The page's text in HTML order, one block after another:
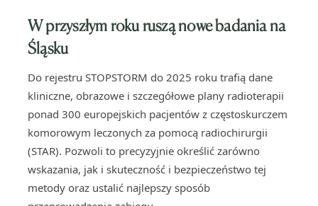
W przyszłym roku ruszą nowe badania na
Śląsku
Do rejestru STOPSTORM do 2025 roku trafią dane
kliniczne, obrazowe i szczegółowe plany radioterapii
ponad 300 europejskich pacjentów z częstoskurczem
komorowym leczonych za pomocą radiochirurgii
(STAR). Pozwoli to precyzyjnie określić zarówno
wskazania, jak i skuteczność i bezpieczeństwo tej
metody oraz ustalić najlepszy sposób